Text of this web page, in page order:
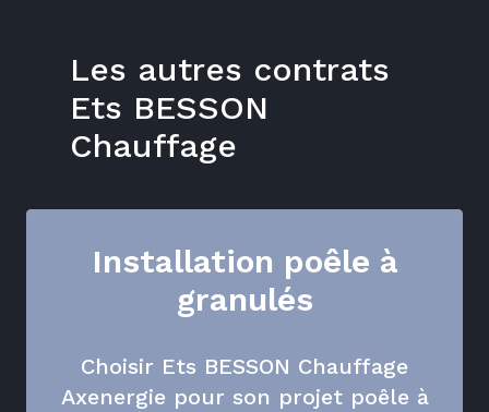
Les autres contrats
Ets BESSON
Chauffage
Installation poêle à
granulés
Choisir Ets BESSON Chauffage
Axenergie pour son projet poêle à